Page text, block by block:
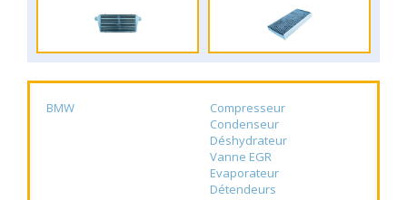
BMW
Compresseur
Condenseur
Déshydrateur
Vanne EGR
Evaporateur
Détendeurs